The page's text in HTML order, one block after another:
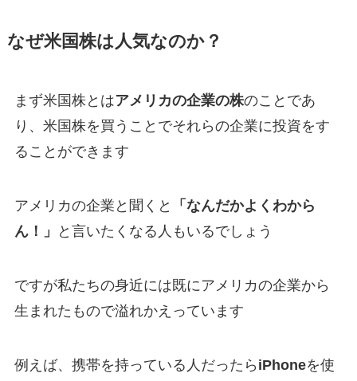
なぜ米国株は人気なのか？
まず米国株とはアメリカの企業の株のことであ
り、米国株を買うことでそれらの企業に投資をす
ることができます
アメリカの企業と聞くと
「なんだかよくわから
ん！」
と言いたくなる人もいるでしょう
ですが私たちの身近には既にアメリカの企業から
生まれたもので溢れかえっています
例えば、携帯を持っている人だったら iPhoneを使